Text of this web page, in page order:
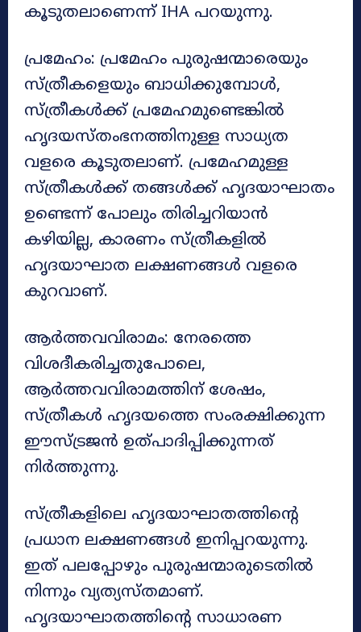
കൂടുതലാണെന്ന് IHA പറയുന്നു.
പ്രമേഹം: പ്രമേഹം പുരുഷന്മാരെയും
സ്ത്രീകളെയും ബാധിക്കുമ്പോൾ,
സ്ത്രീകൾക്ക് പ്രമേഹമുണ്ടെങ്കിൽ
ഹൃദയസ്തംഭനത്തിനുള്ള സാധ്യത
വളരെ കൂടുതലാണ്. പ്രമേഹമുള്ള
സ്ത്രീകൾക്ക് തങ്ങൾക്ക് ഹൃദയാഘാതം
ഉണ്ടെന്ന് പോലും തിരിച്ചറിയാൻ
കഴിയില്ല, കാരണം സ്ത്രീകളിൽ
ഹൃദയാഘാത ലക്ഷണങ്ങൾ വളരെ
കുറവാണ്.
ആർത്തവവിരാമം: നേരത്തെ
വിശദീകരിച്ചതുപോലെ,
ആർത്തവവിരാമത്തിന് ശേഷം,
സ്ത്രീകൾ ഹൃദയത്തെ സംരക്ഷിക്കുന്ന
ഈസ്ട്രജൻ ഉത്പാദിപ്പിക്കുന്നത്
നിർത്തുന്നു.
സ്ത്രീകളിലെ ഹൃദയാഘാതത്തിന്റെ
പ്രധാന ലക്ഷണങ്ങൾ ഇനിപ്പറയുന്നു.
ഇത് പലപ്പോഴും പുരുഷന്മാരുടെതിൽ
നിന്നും വ്യത്യസ്തമാണ്.
ഹൃദയാഘാതത്തിന്റെ സാധാരണ